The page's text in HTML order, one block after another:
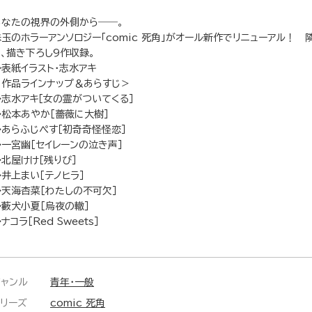
なたの視界の外側から――。
のホラーアンソロジー「comic 死角」がオール新作でリニューアル！
描き下ろし9作収録。
紙イラスト・志水アキ
品ラインナップ＆あらすじ＞
水アキ［女の霊がついてくる］
本あやか［薔薇に大樹］
らふじぺす［初奇奇怪怪恋］
宮幽［セイレーンの泣き声］
屋けけ［残りび］
上まい［テノヒラ］
海杏菜［わたしの不可欠］
犬小夏［烏夜の轍］
コラ［Red Sweets］
ンル 青年・一般
ーズ comic 死角